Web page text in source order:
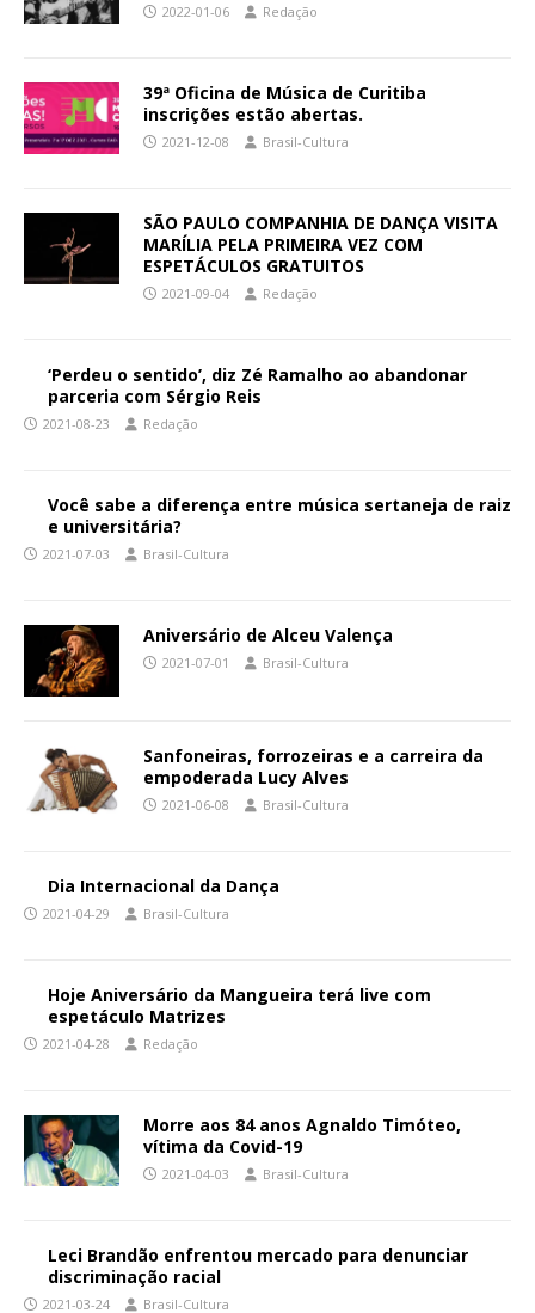
2022-01-06 Redação
39ª Oficina de Música de Curitiba
inscrições estão abertas.
2021-12-08 Brasil-Cultura
SÃO PAULO COMPANHIA DE DANÇA VISITA
MARÍLIA PELA PRIMEIRA VEZ COM
ESPETÁCULOS GRATUITOS
2021-09-04 Redação
‘Perdeu o sentido’, diz Zé Ramalho ao abandonar
parceria com Sérgio Reis
2021-08-23 Redação
Você sabe a diferença entre música sertaneja de raiz
e universitária?
2021-07-03 Brasil-Cultura
Aniversário de Alceu Valença
2021-07-01 Brasil-Cultura
Sanfoneiras, forrozeiras e a carreira da
empoderada Lucy Alves
2021-06-08 Brasil-Cultura
Dia Internacional da Dança
2021-04-29 Brasil-Cultura
Hoje Aniversário da Mangueira terá live com
espetáculo Matrizes
2021-04-28 Redação
Morre aos 84 anos Agnaldo Timóteo,
vítima da Covid-19
2021-04-03 Brasil-Cultura
Leci Brandão enfrentou mercado para denunciar
discriminação racial
2021-03-24 Brasil-Cultura